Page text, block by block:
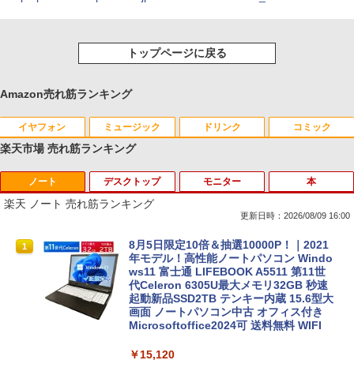
トップページに戻る
Amazon売れ筋ランキング
イヤフォン
Anker Soundcore P40i オフホワイト
￥7,990
Anker Soundcore P31i ブラック
￥5,990
ミュージック
BRUCE WAYNE feat. Flo Milli, ATL Jacob
[Explicit]
BRUCE WAYNE feat. Flo Milli, ATL Jacob
[Explicit]
￥250
ドリンク
【Amazon.co.jp限定】 い・ろ・は・す 2L P
ET ラベルレス ×8本
by Amazon 天然水 ラベルレス 500ml ×24本
富士山の天然水 バナジウム含有 水 ミネラル
ウォーター ペットボトル 静岡県産 500ミリリ
ットル (Smart Basic)
￥1,380
コミック
薬屋のひとりごと 17巻 (デジタル版ビッグガ
ンガンコミックス)
異世界居酒屋「のぶ」(22) (角川コミックス・
エース)
￥832
楽天市場 売れ筋ランキング
ノート
楽天 ノート 売れ筋ランキング
更新日時：2026/08/09 16:00
1
8月5日限定10倍＆抽選10000P！｜2021
年モデル！高性能ノートパソコン Windo
ws11 富士通 LIFEBOOK A5511 第11世
代Celeron 6305U最大メモリ32GB 秒速
起動新品SSD2TB テンキー内蔵 15.6型大
画面 ノートパソコン中古 オフィス付き
Microsoftoffice2024可 送料無料 WIFI
￥15,120
デスクトップ モニター 本